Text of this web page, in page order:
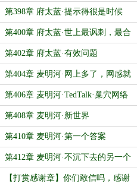
看见的事
第398章 府太蓝·提示得很是时候
第400章 府太蓝·世上最讽刺，最合
适的事
第402章 府太蓝·有效问题
第404章 麦明河·网上多了，网感就
很重，此乃必然之理
第406章 麦明河·TedTalk·巢穴网络
信息技术的讲解与应用
第408章 麦明河·新世界
第410章 麦明河·第一个答案
第412章 麦明河·不沉下去的另一个
办法
【打赏感谢章】你们敢信吗，感谢